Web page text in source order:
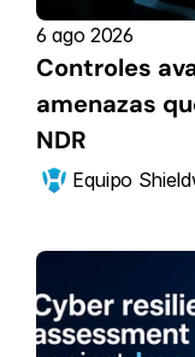
6 ago 2026
Controles
amenazas
NDR
Equipo